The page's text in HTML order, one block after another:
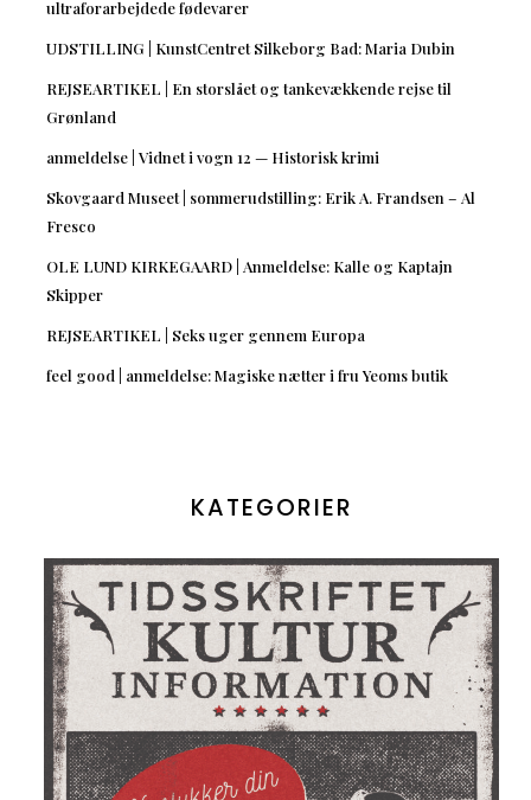
ultraforarbejdede fødevarer
UDSTILLING | KunstCentret Silkeborg Bad: Maria Dubin
REJSEARTIKEL | En storslået og tankevækkende rejse til
Grønland
anmeldelse | Vidnet i vogn 12 — Historisk krimi
Skovgaard Museet | sommerudstilling: Erik A. Frandsen – Al
Fresco
OLE LUND KIRKEGAARD | Anmeldelse: Kalle og Kaptajn
Skipper
REJSEARTIKEL | Seks uger gennem Europa
feel good | anmeldelse: Magiske nætter i fru Yeoms butik
KATEGORIER